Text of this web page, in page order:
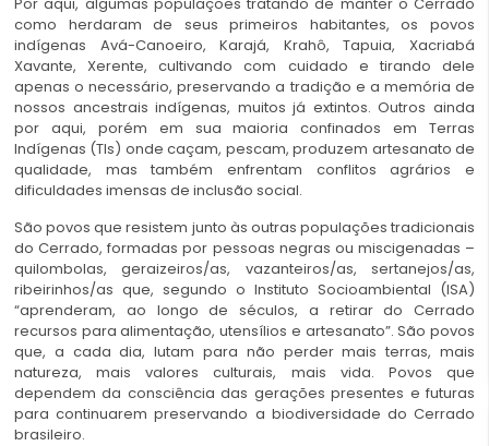
como herdaram de seus primeiros habitantes, os povos
indígenas Avá-Canoeiro, Karajá, Krahô, Tapuia, Xacriabá
Xavante, Xerente, cultivando com cuidado e tirando dele
apenas o necessário, preservando a tradição e a memória de
nossos ancestrais indígenas, muitos já extintos. Outros ainda
por aqui, porém em sua maioria confinados em Terras
Indígenas (TIs) onde caçam, pescam, produzem artesanato de
qualidade, mas também enfrentam conflitos agrários e
dificuldades imensas de inclusão social.
São povos que resistem junto às outras populações tradicionais
do Cerrado, formadas por pessoas negras ou miscigenadas –
quilombolas, geraizeiros/as, vazanteiros/as, sertanejos/as,
ribeirinhos/as que, segundo o Instituto Socioambiental (ISA)
“aprenderam, ao longo de séculos, a retirar do Cerrado
recursos para alimentação, utensílios e artesanato”. São povos
que, a cada dia, lutam para não perder mais terras, mais
natureza, mais valores culturais, mais vida. Povos que
dependem da consciência das gerações presentes e futuras
para continuarem preservando a biodiversidade do Cerrado
brasileiro.